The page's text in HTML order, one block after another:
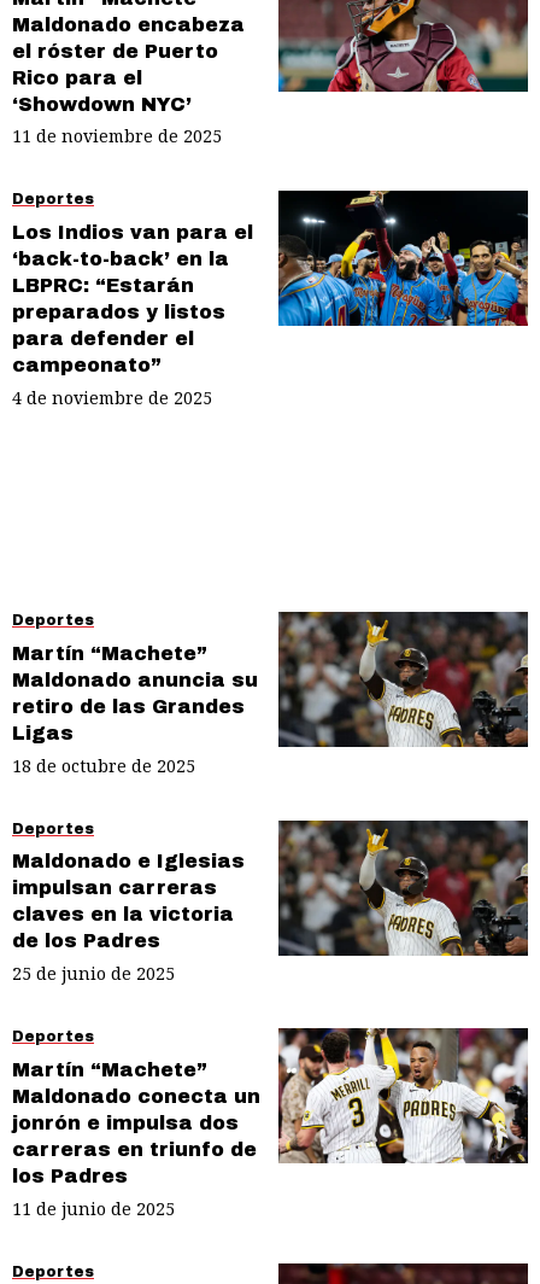
Maldonado encabeza
el róster de Puerto
Rico para el
‘Showdown NYC’
11 de noviembre de 2025
Deportes
Los Indios van para el
‘back-to-back’ en la
LBPRC: “Estarán
preparados y listos
para defender el
campeonato”
4 de noviembre de 2025
Deportes
Martín “Machete”
Maldonado anuncia su
retiro de las Grandes
Ligas
18 de octubre de 2025
Deportes
Maldonado e Iglesias
impulsan carreras
claves en la victoria
de los Padres
25 de junio de 2025
Deportes
Martín “Machete”
Maldonado conecta un
jonrón e impulsa dos
carreras en triunfo de
los Padres
11 de junio de 2025
Deportes